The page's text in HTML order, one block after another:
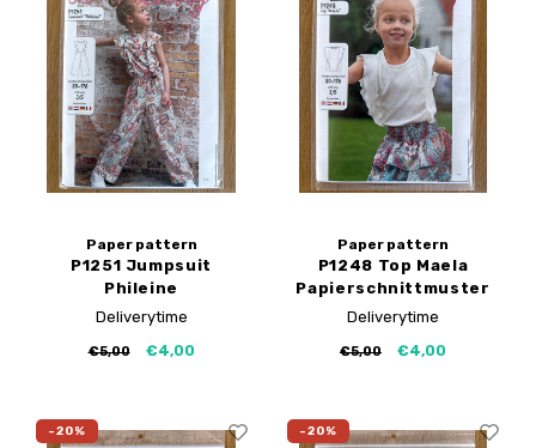
My Image Tutorials
My Image Korrekturen
B-Trendy Korrekturen
Applikationen
Freebooks
Ebook Plotservice
Paper pattern
P1251 Jumpsuit
Phileine
Papierschnittmuster
Deliverytime
€5,00 €4,00
Paper pattern
P1248 Top Maela
Papierschnittmuster
Deliverytime
€5,00 €4,00
-20% -20%